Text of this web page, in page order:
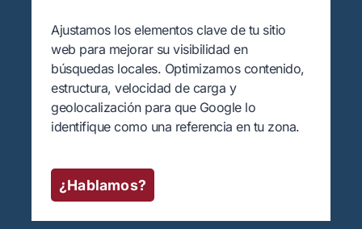
Ajustamos los elementos clave de tu sitio
web para mejorar su visibilidad en
búsquedas locales. Optimizamos contenido,
estructura, velocidad de carga y
geolocalización para que Google lo
identifique como una referencia en tu zona.
¿Hablamos?